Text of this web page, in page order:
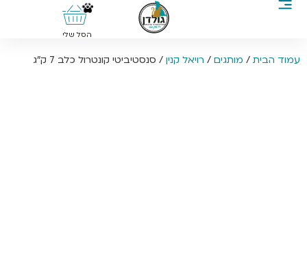
0
הסל שלי
עמוד הבית / מותגים / רויאל קנין / סנסטיביטי קונטרול כלב 7 ק”ג